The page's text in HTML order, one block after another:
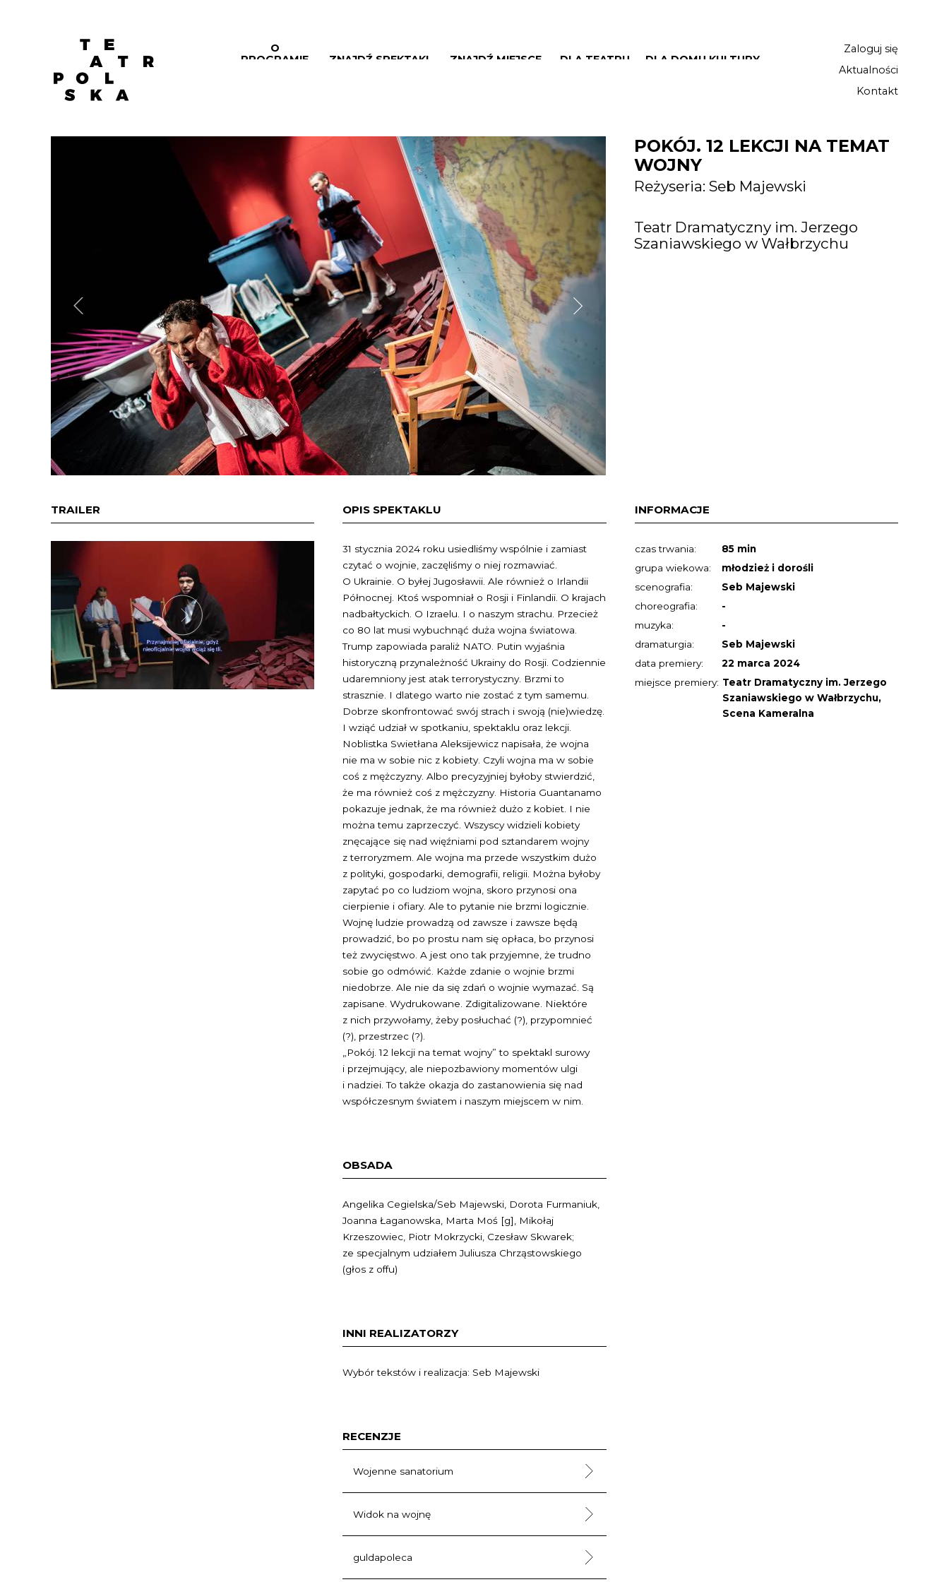
O
PROGRAMIE
ZNAJDŹ SPEKTAKL ZNAJDŹ MIEJSCE DLA TEATRU DLA DOMU KULTURY
Zaloguj się
Aktualności
Kontakt
POKÓJ. 12 LEKCJI NA TEMAT
WOJNY
Reżyseria: Seb Majewski
Teatr Dramatyczny im. Jerzego
Szaniawskiego w Wałbrzychu
TRAILER OPIS SPEKTAKLU
31 stycznia 2024 roku usiedliśmy wspólnie i zamiast
czytać o wojnie, zaczęliśmy o niej rozmawiać.
O Ukrainie. O byłej Jugosławii. Ale również o Irlandii
Północnej. Ktoś wspomniał o Rosji i Finlandii. O krajach
nadbałtyckich. O Izraelu. I o naszym strachu. Przecież
co 80 lat musi wybuchnąć duża wojna światowa.
Trump zapowiada paraliż NATO. Putin wyjaśnia
historyczną przynależność Ukrainy do Rosji. Codziennie
udaremniony jest atak terrorystyczny. Brzmi to
strasznie. I dlatego warto nie zostać z tym samemu.
Dobrze skonfrontować swój strach i swoją (nie)wiedzę.
I wziąć udział w spotkaniu, spektaklu oraz lekcji.
Noblistka Swietłana Aleksijewicz napisała, że wojna
nie ma w sobie nic z kobiety. Czyli wojna ma w sobie
coś z mężczyzny. Albo precyzyjniej byłoby stwierdzić,
że ma również coś z mężczyzny. Historia Guantanamo
pokazuje jednak, że ma również dużo z kobiet. I nie
można temu zaprzeczyć. Wszyscy widzieli kobiety
znęcające się nad więźniami pod sztandarem wojny
z terroryzmem. Ale wojna ma przede wszystkim dużo
z polityki, gospodarki, demografii, religii. Można byłoby
zapytać po co ludziom wojna, skoro przynosi ona
cierpienie i ofiary. Ale to pytanie nie brzmi logicznie.
Wojnę ludzie prowadzą od zawsze i zawsze będą
prowadzić, bo po prostu nam się opłaca, bo przynosi
też zwycięstwo. A jest ono tak przyjemne, że trudno
sobie go odmówić. Każde zdanie o wojnie brzmi
niedobrze. Ale nie da się zdań o wojnie wymazać. Są
zapisane. Wydrukowane. Zdigitalizowane. Niektóre
z nich przywołamy, żeby posłuchać (?), przypomnieć
(?), przestrzec (?).
„Pokój. 12 lekcji na temat wojny” to spektakl surowy
i przejmujący, ale niepozbawiony momentów ulgi
i nadziei. To także okazja do zastanowienia się nad
współczesnym światem i naszym miejscem w nim.
OBSADA
Angelika Cegielska/Seb Majewski, Dorota Furmaniuk,
Joanna Łaganowska, Marta Moś [g], Mikołaj
Krzeszowiec, Piotr Mokrzycki, Czesław Skwarek;
ze specjalnym udziałem Juliusza Chrząstowskiego
(głos z offu)
INNI REALIZATORZY
Wybór tekstów i realizacja: Seb Majewski
RECENZJE
Wojenne sanatorium
Widok na wojnę
guldapoleca
INFORMACJE
czas trwania:
85 min
grupa wiekowa:
młodzież i dorośli
scenografia:
Seb Majewski
choreografia:
-
muzyka:
-
dramaturgia:
Seb Majewski
data premiery:
22 marca 2024
miejsce premiery: Teatr Dramatyczny im. Jerzego
Szaniawskiego w Wałbrzychu,
Scena Kameralna